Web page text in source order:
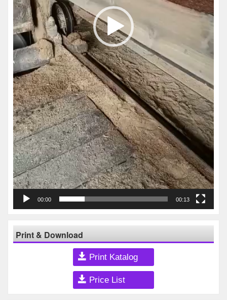
00:00 00:13
Print & Download
Print Katalog
Price List